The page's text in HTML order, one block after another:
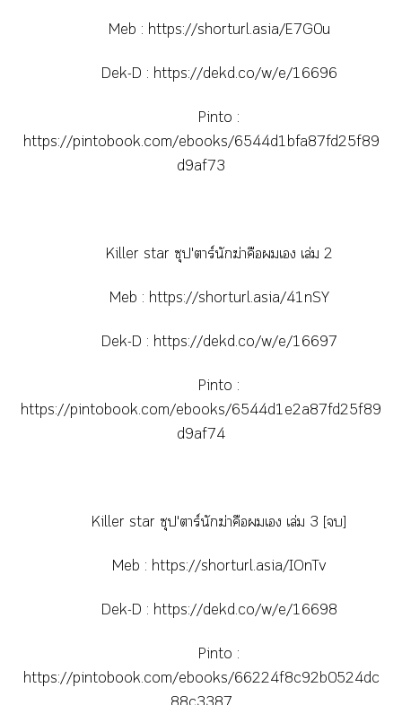
Meb : https://shorturl.asia/E7G0u
Dek-D : https://dekd.co/w/e/16696
Pinto :
https://pintobook.com/ebooks/6544d1bfa87fd25f89
d9af73
Killer star ซุป'าร์นักฆ่าคือเ เล่ม 2
Meb : https://shorturl.asia/41nSY
Dek-D : https://dekd.co/w/e/16697
Pinto :
https://pintobook.com/ebooks/6544d1e2a87fd25f89
d9af74
Killer star ซุป'าร์นักฆ่าคือเ เล่ม 3 []
Meb : https://shorturl.asia/IOnTv
Dek-D : https://dekd.co/w/e/16698
Pinto :
https://pintobook.com/ebooks/66224f8c92b0524dc